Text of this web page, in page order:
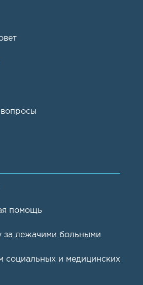
вопросы
помощь
за лежачими больными
социальных и медицинских